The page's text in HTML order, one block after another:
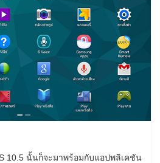
10.5 นั้นก็จะมาพร้อมกับแอปพลิเคชัน